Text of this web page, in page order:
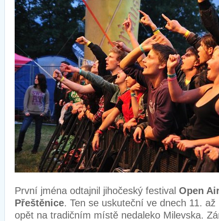
První jména odtajnil jihočeský festival Open
Přeštěnice. Ten se uskuteční ve dnech 11.
opět na tradičním místě nedaleko Milevska.